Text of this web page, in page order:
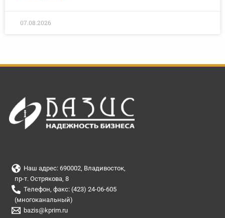
07.08.2026
Наш адрес: 690002, Владивосток,
пр-т. Острякова, 8
Телефон, факс: (423) 24-06-605
(многоканальный)
bazis@kprim.ru